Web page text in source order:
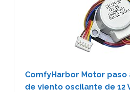
ComfyHarbor Motor paso
de viento oscilante de 12